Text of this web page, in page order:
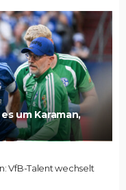
um Karaman,
VfB-Talent wechselt